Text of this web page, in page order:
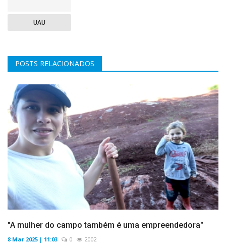
UAU
POSTS RELACIONADOS
"A mulher do campo também é uma empreendedora"
8 Mar 2025 | 11:03 0 2002